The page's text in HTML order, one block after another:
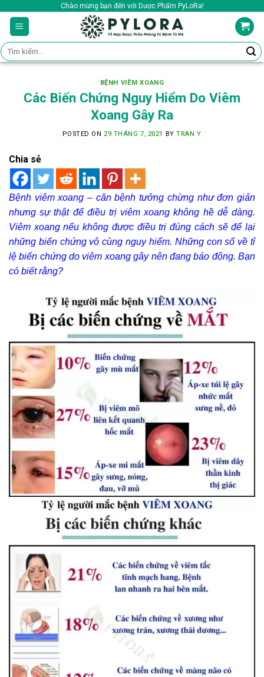
content
Chào mừng bạn đến với Dược Phẩm PyLoRa!
Tìm
kiếm:
BỆNH VIÊM XOANG
Các Biến Chứng Nguy Hiểm Do Viêm
Xoang Gây Ra
POSTED ON 29 THÁNG 7, 2021 BYTRAN Y
Chia sẻ
Bệnh viêm xoang – căn bệnh tưởng chừng như đơn giản
nhưng sự thật để điều trị viêm xoang không hề dễ dàng.
Viêm xoang nếu không được điều trị đúng cách sẽ để lại
những biến chứng vô cùng nguy hiểm. Những con số về tỉ
lệ biến chứng do viêm xoang gây nên đang báo động. Bạn
có biết rằng?